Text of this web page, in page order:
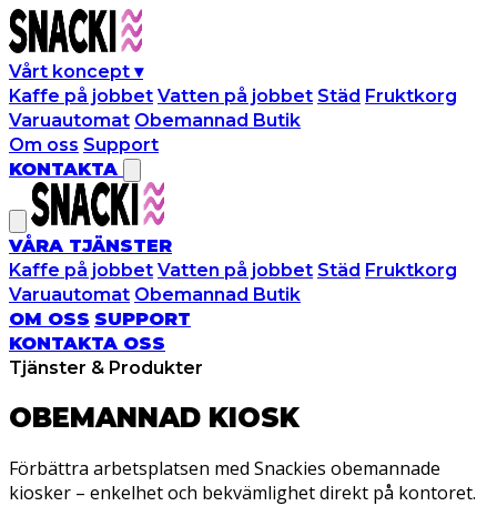
Vårt koncept ▾
Kaffe på jobbet Vatten på jobbet Städ Fruktkorg
Varuautomat Obemannad Butik
Om oss Support
KONTAKTA
VÅRA TJÄNSTER
Kaffe på jobbet Vatten på jobbet Städ Fruktkorg
Varuautomat Obemannad Butik
OM OSS SUPPORT
KONTAKTA OSS
Tjänster & Produkter
OBEMANNAD KIOSK
Förbättra arbetsplatsen med Snackies obemannade
kiosker – enkelhet och bekvämlighet direkt på kontoret.